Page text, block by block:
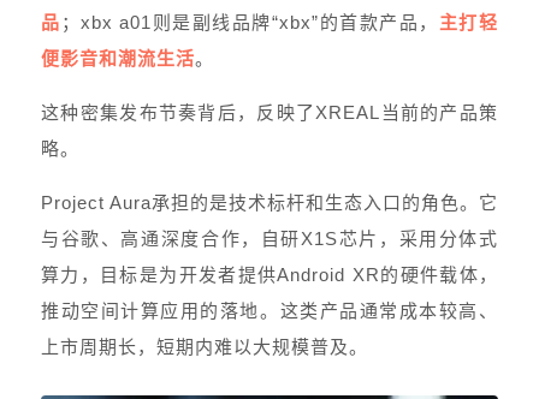
品 ；xbx a01则是副线品牌“xbx”的首款产品， 主打轻
便影音和潮流生活。
这种密集发布节奏背后，反映了XREAL当前的产品策
略。
Project Aura承担的是技术标杆和生态入口的角色。它
与谷歌、高通深度合作，自研X1S芯片，采用分体式
算力，目标是为开发者提供Android XR的硬件载体，
推动空间计算应用的落地。这类产品通常成本较高、
上市周期长，短期内难以大规模普及。